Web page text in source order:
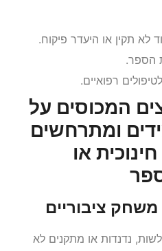
לא תקין או היעדר פיקוח.
הספר.
רפואיים.
המכוסים על
ומתרחשים
או
נדנדות או מתקנים לא